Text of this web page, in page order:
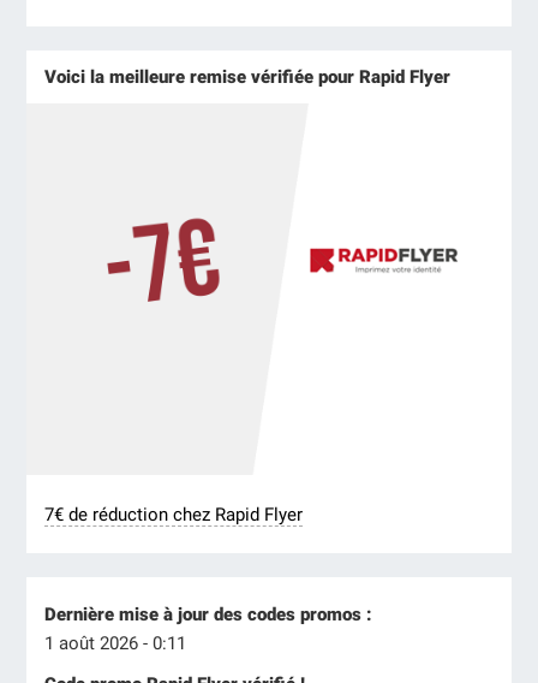
Voici la meilleure remise vérifiée pour Rapid Flyer
7€ de réduction chez Rapid Flyer
Dernière mise à jour des codes promos :
1 août 2026 - 0:11